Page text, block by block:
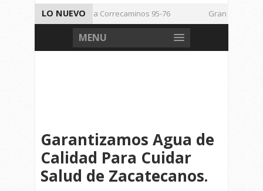
LO NUEVO
Vencen los Mineros a Correcaminos 95-76
Gran Festival
Inicia TSJEZ Sesiones Ordinarias
Inicia SICT Construcción
MENU
Garantizamos Agua de
Calidad Para Cuidar
Salud de Zacatecanos.